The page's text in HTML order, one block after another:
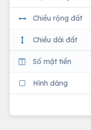
Chiều rộng đất
Chiều dài đất
Số mặt tiền
Hình dáng